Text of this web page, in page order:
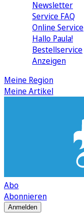
Newsletter
Service FAQ
Online Service
Hallo Paula!
Bestellservice
Anzeigen
Meine Region
Meine Artikel
Abo
Abonnieren
Anmelden